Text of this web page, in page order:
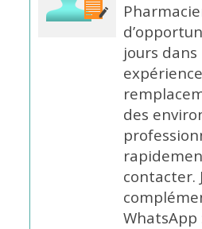
jours
des
contacter.
WhatsApp